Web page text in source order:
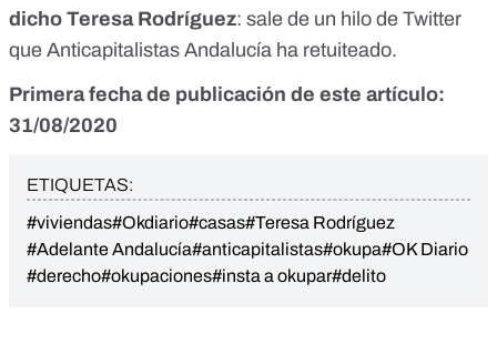
dicho Teresa Rodríguez: sale de un hilo de Twitter
que Anticapitalistas Andalucía ha retuiteado.
Primera fecha de publicación de este artículo:
31/08/2020
ETIQUETAS:
#viviendas#Okdiario#casas#Teresa Rodríguez
#Adelante Andalucía#anticapitalistas#okupa#OK Diario
#derecho#okupaciones#insta a okupar#delito